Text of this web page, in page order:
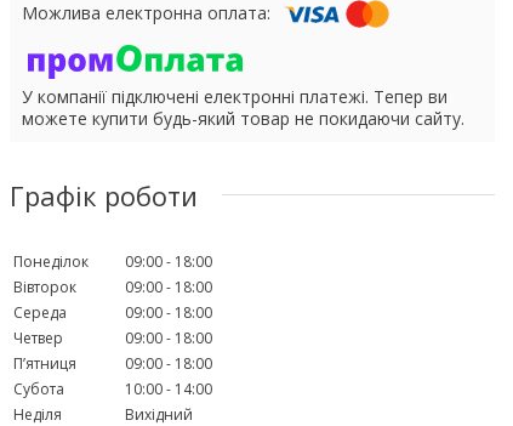
У компанії підключені електронні платежі. Тепер ви
можете купити будь-який товар не покидаючи сайту.
Графік роботи
Понеділок 09:00
18:00
Вівторок
09:00
18:00
Середа
09:00
18:00
Четвер
09:00
18:00
Пʼятниця
09:00
18:00
Субота
10:00
14:00
Неділя
Вихідний